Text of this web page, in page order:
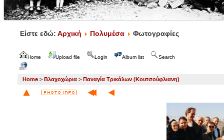
Είστε εδώ: Αρχική Πολυμέσα Φωτογραφίες
Home Upload file Login Album list Search
Home > Βλαχοχώρια > Παναγία Τρικάλων (Κουτσούφλιανη)